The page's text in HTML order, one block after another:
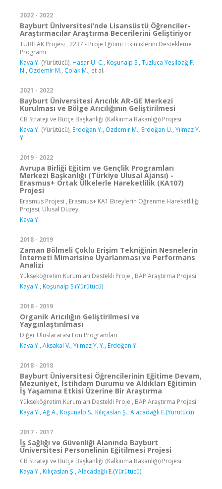
2022 - 2022
Bayburt Üniversitesi’nde Lisansüstü Öğrenciler-
Araştırmacılar Araştırma Becerilerini Geliştiriyor
TÜBİTAK Projesi , 2237 - Proje Eğitimi Etkinliklerini Destekleme
Programı
Kaya Y. (Yürütücü), Hasar U. C., Koşunalp S., Tuzluca Yeşilbağ F.
N., Özdemir M., Çolak M., et al.
2021 - 2022
Bayburt Üniversitesi Arıcılık AR-GE Merkezi
Kurulması ve Bölge Arıcılığının Geliştirilmesi
CB Strateji ve Bütçe Başkanlığı (Kalkınma Bakanlığı) Projesi
Kaya Y. (Yürütücü), Erdoğan Y., Özdemir M., Erdoğan Ü., Yılmaz Y.
Y.
2019 - 2022
Avrupa Birliği Eğitim ve Gençlik Programları
Merkezi Başkanlığı (Türkiye Ulusal Ajansı) -
Erasmus+ Ortak Ülkelerle Hareketlilik (KA107)
Projesi
Erasmus Projesi , Erasmus+ KA1 Bireylerin Öğrenme Hareketliliği
Projesi, Ulusal Düzey
Kaya Y.
2018 - 2019
Zaman Bölmeli Çoklu Erişim Tekniğinin Nesnelerin
İnterneti Mimarisine Uyarlanması ve Performans
Analizi
Yükseköğretim Kurumları Destekli Proje , BAP Araştırma Projesi
Kaya Y., Koşunalp S.(Yürütücü)
2018 - 2019
Organik Arıcılığın Geliştirilmesi ve
Yaygınlaştırılması
Diğer Uluslararası Fon Programları
Kaya Y., Aksakal V., Yılmaz Y. Y., Erdoğan Y.
2018 - 2018
Bayburt Üniversitesi Öğrencilerinin Eğitime Devam,
Mezuniyet, İstihdam Durumu ve Aldıkları Eğitimin
İş Yaşamına Etkisi Üzerine Bir Araştırma
Yükseköğretim Kurumları Destekli Proje , BAP Araştırma Projesi
Kaya Y., Ağ A., Koşunalp S., Kılıçaslan Ş., Alacadağlı E.(Yürütücü)
2017 - 2017
İş Sağlığı ve Güvenliği Alanında Bayburt
Üniversitesi Personelinin Eğitilmesi Projesi
CB Strateji ve Bütçe Başkanlığı (Kalkınma Bakanlığı) Projesi
Kaya Y., Kılıçaslan Ş., Alacadağlı E.(Yürütücü)